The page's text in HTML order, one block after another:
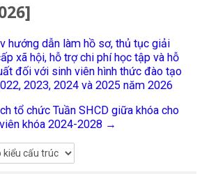
Tìm
kiếm
khoá
học
hướng dẫn làm hồ sơ, thủ tục giải
xã hội, hỗ trợ chi phí học tập và hỗ
đối với sinh viên hình thức đào tạo
2023, 2024 và 2025 năm 2026
tổ chức Tuần SHCD giữa khóa cho
khóa 2024-2028 →